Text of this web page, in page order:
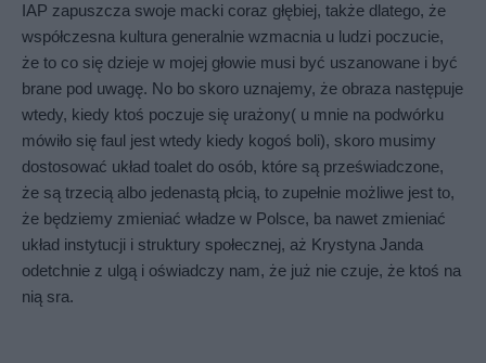
IAP zapuszcza swoje macki coraz głębiej, także dlatego, że
współczesna kultura generalnie wzmacnia u ludzi poczucie,
że to co się dzieje w mojej głowie musi być uszanowane i być
brane pod uwagę. No bo skoro uznajemy, że obraza następuje
wtedy, kiedy ktoś poczuje się urażony( u mnie na podwórku
mówiło się faul jest wtedy kiedy kogoś boli), skoro musimy
dostosować układ toalet do osób, które są przeświadczone,
że są trzecią albo jedenastą płcią, to zupełnie możliwe jest to,
że będziemy zmieniać władze w Polsce, ba nawet zmieniać
układ instytucji i struktury społecznej, aż Krystyna Janda
odetchnie z ulgą i oświadczy nam, że już nie czuje, że ktoś na
nią sra.